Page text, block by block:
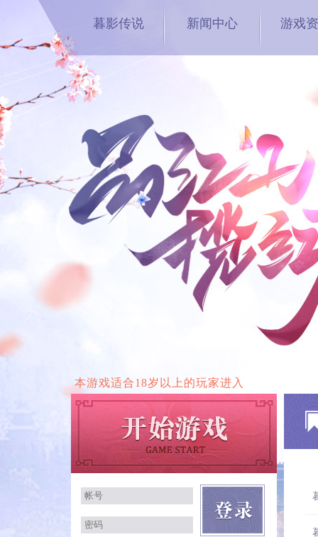
暮影传说 新闻中心 游戏
本游戏适合18岁以上的玩家进入